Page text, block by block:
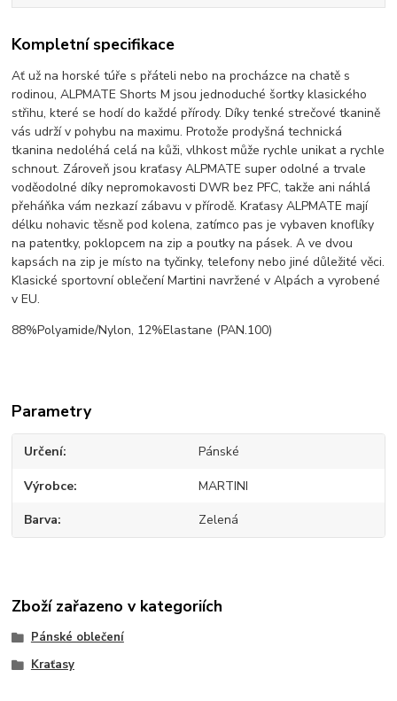
Kompletní specifikace
Ať už na horské túře s přáteli nebo na procházce na chatě s
rodinou, ALPMATE Shorts M jsou jednoduché šortky klasického
střihu, které se hodí do každé přírody. Díky tenké strečové tkanině
vás udrží v pohybu na maximu. Protože prodyšná technická
tkanina nedoléhá celá na kůži, vlhkost může rychle unikat a rychle
schnout. Zároveň jsou kraťasy ALPMATE super odolné a trvale
voděodolné díky nepromokavosti DWR bez PFC, takže ani náhlá
přeháňka vám nezkazí zábavu v přírodě. Kraťasy ALPMATE mají
délku nohavic těsně pod kolena, zatímco pas je vybaven knoflíky
na patentky, poklopcem na zip a poutky na pásek. A ve dvou
kapsách na zip je místo na tyčinky, telefony nebo jiné důležité věci.
Klasické sportovní oblečení Martini navržené v Alpách a vyrobené
v EU.
88%Polyamide/Nylon, 12%Elastane (PAN.100)
Parametry
Určení Pánské
Výrobce MARTINI
Barva Zelená
Zboží zařazeno v kategoriích
Pánské oblečení
Kraťasy